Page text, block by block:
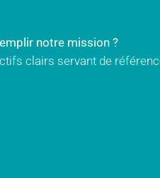
notre mission ?
clairs servant de